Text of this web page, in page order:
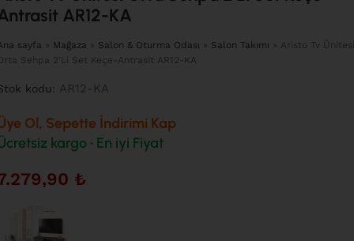
AR12-KA
sayfa » Mağaza » Salon & Oturma Odası » Salon Takımı » Aristo Tv Ünitesi
Sehpa 2’Li Set Keçe-Antrasit AR12-KA
kodu: AR12-KA
Ol, Sepette İndirimi Kap
kargo • En iyi Fiyat
₺